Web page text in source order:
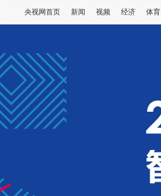
央视网首页 新闻 视频 经济 体育